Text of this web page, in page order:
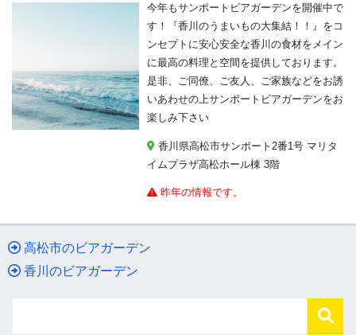
今年もサンポートビアガーデンを開催中で
す！『香川のうまいもの大集結！！』をコ
ンセプトに安心安全な香川の食材をメイン
に最高の料理と空間を提供しております。
是非、ご同僚、ご友人、ご家族などをお誘
いあわせの上サンポートビアガーデンをお
楽しみ下さい
香川県高松市サンポート2番1号 マリタ
イムプラザ高松ホール棟 3階
昨年の情報です。
高松市のビアガーデン
香川のビアガーデン